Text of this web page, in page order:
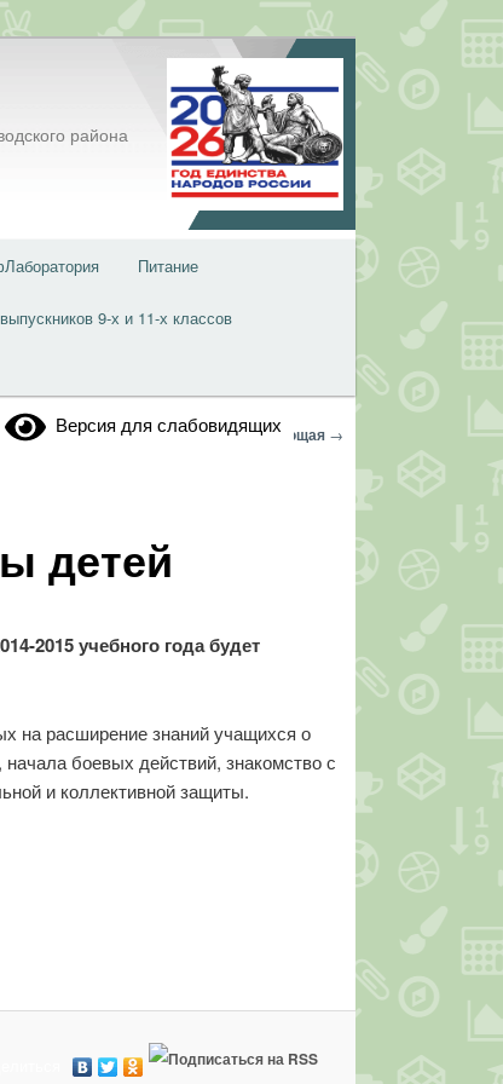
района
Питание
9-х и 11-х классов
Версия для слабовидящих
Навигация
← Предыдущая Следующая →
детей
2015 учебного года будет
на расширение знаний учащихся о
боевых действий, знакомство с
и коллективной защиты.